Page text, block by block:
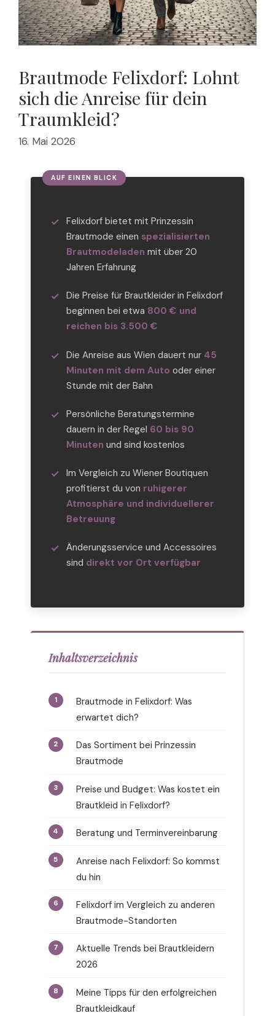
Brautmode Felixdorf: Lohnt
sich die Anreise für dein
Traumkleid?
16. Mai 2026
Felixdorf bietet mit Prinzessin
Brautmode einen spezialisierten
Brautmodeladen mit über 20
Jahren Erfahrung
Die Preise für Brautkleider in Felixdorf
beginnen bei etwa 800 € und
reichen bis 3.500 €
Die Anreise aus Wien dauert nur 45
Minuten mit dem Auto oder einer
Stunde mit der Bahn
Persönliche Beratungstermine
dauern in der Regel 60 bis 90
Minuten und sind kostenlos
Im Vergleich zu Wiener Boutiquen
profitierst du von ruhigerer
Atmosphäre und individuellerer
Betreuung
Änderungsservice und Accessoires
sind direkt vor Ort verfügbar
Inhaltsverzeichnis
Brautmode in Felixdorf: Was
erwartet dich?
Das Sortiment bei Prinzessin
Brautmode
Preise und Budget: Was kostet ein
Brautkleid in Felixdorf?
Beratung und Terminvereinbarung
Anreise nach Felixdorf: So kommst
du hin
Felixdorf im Vergleich zu anderen
Brautmode-Standorten
Aktuelle Trends bei Brautkleidern
2026
Meine Tipps für den erfolgreichen
Brautkleidkauf